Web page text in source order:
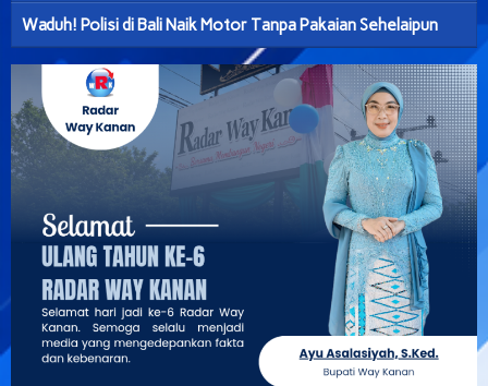
Waduh! Polisi di Bali Naik Motor Tanpa Pakaian Sehelaipun